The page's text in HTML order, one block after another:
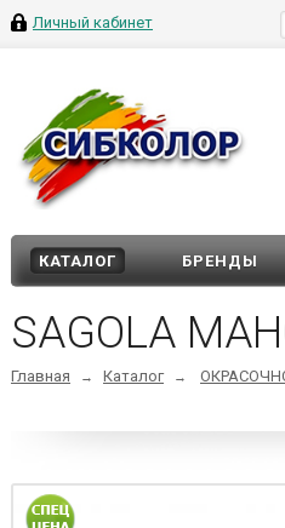
Личный кабинет
КАТАЛОГ БРЕНДЫ
SAGOLA
Главная → Каталог →